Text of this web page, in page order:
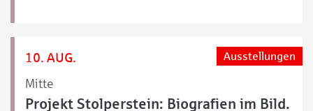
10. AUG.
Mitte
Ausstellungen
Projekt Stolperstein: Biografien im Bild.